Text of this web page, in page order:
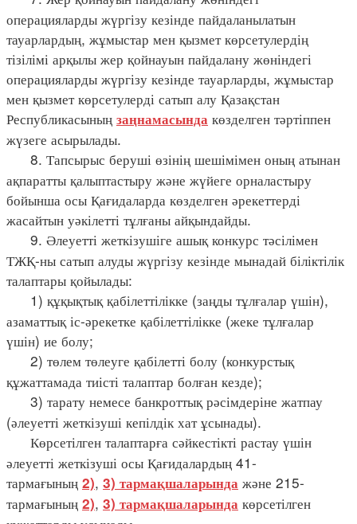
операцияларды жүргізу кезінде пайдаланылатын
тауарлардың, жұмыстар мен қызмет көрсетулердің
тізілімі арқылы жер қойнауын пайдалану жөніндегі
операцияларды жүргізу кезінде тауарларды, жұмыстар
мен қызмет көрсетулерді сатып алу Қазақстан
Республикасының заңнамасында көзделген тәртіппен
жүзеге асырылады.
8. Тапсырыс беруші өзінің шешімімен оның атынан
ақпаратты қалыптастыру және жүйеге орналастыру
бойынша осы Қағидаларда көзделген әрекеттерді
жасайтын уәкілетті тұлғаны айқындайды.
9. Әлеуетті жеткізушіге ашық конкурс тәсілімен
ТЖҚ-ны сатып алуды жүргізу кезінде мынадай біліктілік
талаптары қойылады:
1) құқықтық қабілеттілікке (заңды тұлғалар үшін),
азаматтық іс-әрекетке қабілеттілікке (жеке тұлғалар
үшін) ие болу;
2) төлем төлеуге қабілетті болу (конкурстық
құжаттамада тиісті талаптар болған кезде);
3) тарату немесе банкроттық рәсімдеріне жатпау
(әлеуетті жеткізуші кепілдік хат ұсынады).
Көрсетілген талаптарға сәйкестікті растау үшін
әлеуетті жеткізуші осы Қағидалардың 41-
тармағының 2), 3) тармақшаларында және 215-
тармағының 2), 3) тармақшаларында көрсетілген